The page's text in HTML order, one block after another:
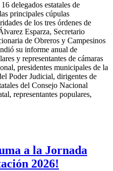
delegados estatales de
principales cúpulas
de los tres órdenes de
Esparza, Secretario
de Obreros y Campesinos
su informe anual de
y representantes de cámaras
presidentes municipales de la
Poder Judicial, dirigentes de
del Consejo Nacional
representantes populares,
a la Jornada
2026!